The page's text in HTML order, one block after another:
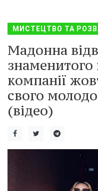
МИСТЕЦТВО ТА
Мадонна
компанії
свого
(відео)